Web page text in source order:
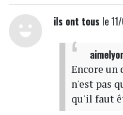
ils ont tous le
Encore un
n'est pas
qu'il faut